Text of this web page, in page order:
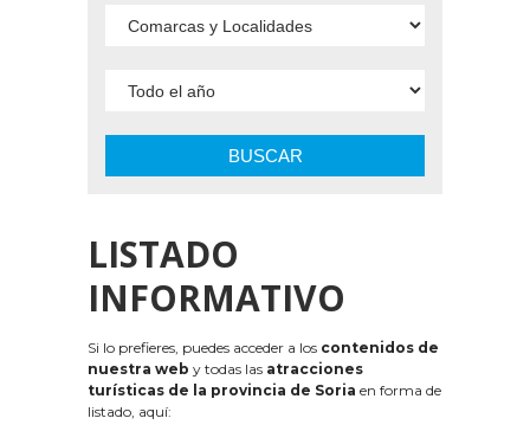
BUSCAR
LISTADO
INFORMATIVO
Si lo prefieres, puedes acceder a los contenidos de
nuestra web y todas las atracciones
turísticas de la provincia de Soria en forma de
listado, aquí: